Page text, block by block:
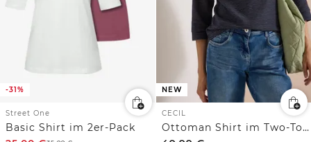
-31%
Street One
Basic Shirt im 2er-Pack
NEW
CECIL
Ottoman Shirt im Two-Tone-Look